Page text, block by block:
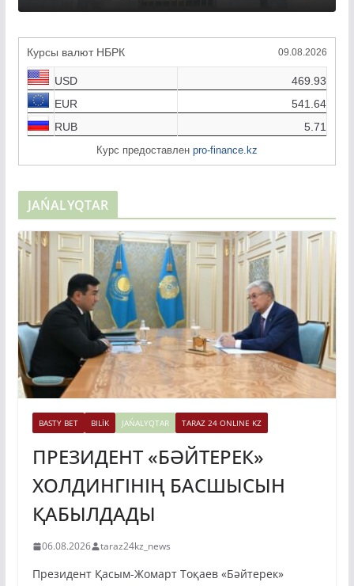
Курсы валют НБРК 09.08.2026
Курс предоставленpro-finance.kz
JAŃALYQTAR
ПРЕЗИДЕНТ «БӘЙТЕРЕК»
ХОЛДИНГІНІҢ БАСШЫСЫН
ҚАБЫЛДАДЫ